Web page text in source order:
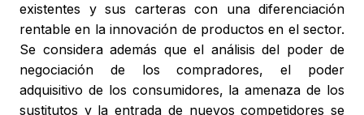
existentes y sus carteras con una diferenciación
rentable en la innovación de productos en el sector.
Se considera además que el análisis del poder de
negociación de los compradores, el poder
adquisitivo de los consumidores, la amenaza de los
sustitutos y la entrada de nuevos competidores se